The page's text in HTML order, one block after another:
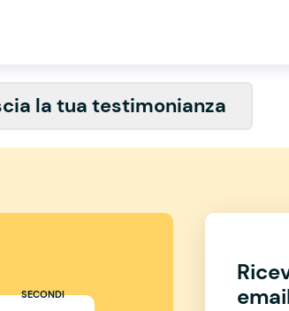
la tua testimonianza
SECONDI